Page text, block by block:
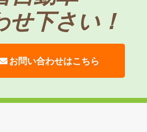
下さい！
お問い合わせはこちら